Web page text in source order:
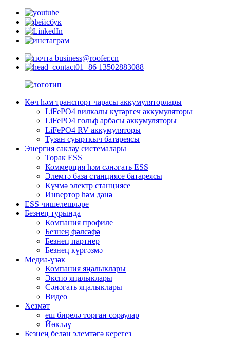
business@roofer.cn
+86 13502883088
Көч һәм транспорт чарасы аккумуляторлары
LiFePO4 вилкалы күтәргеч аккумуляторы
LiFePO4 гольф арбасы аккумуляторы
LiFePO4 RV аккумуляторы
Тузан суырткыч батареясы
Энергия саклау системалары
Торак ESS
Коммерция һәм сәнәгать ESS
Элемтә база станциясе батареясы
Күчмә электр станциясе
Инвертор һәм данә
ESS чишелешләре
Безнең турында
Компания профиле
Безнең фәлсәфә
Безнең партнер
Безнең күргәзмә
Медиа-үзәк
Компания яңалыклары
Экспо яңалыклары
Сәнәгать яңалыклары
Видео
Хезмәт
еш бирелә торган сораулар
Йөкләү
Безнең белән элемтәгә керегез